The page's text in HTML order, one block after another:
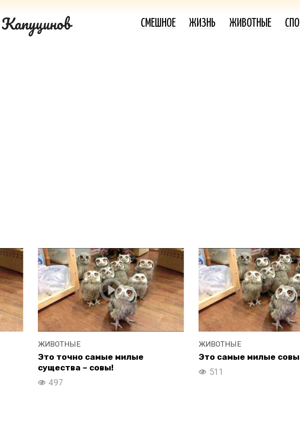
СМЕШНОЕ ЖИЗНЬ ЖИВОТНЫЕ
ЖИВОТНЫЕ
Это точно самые милые
существа – совы!
497
ЖИВОТНЫЕ
Это самые милые
511